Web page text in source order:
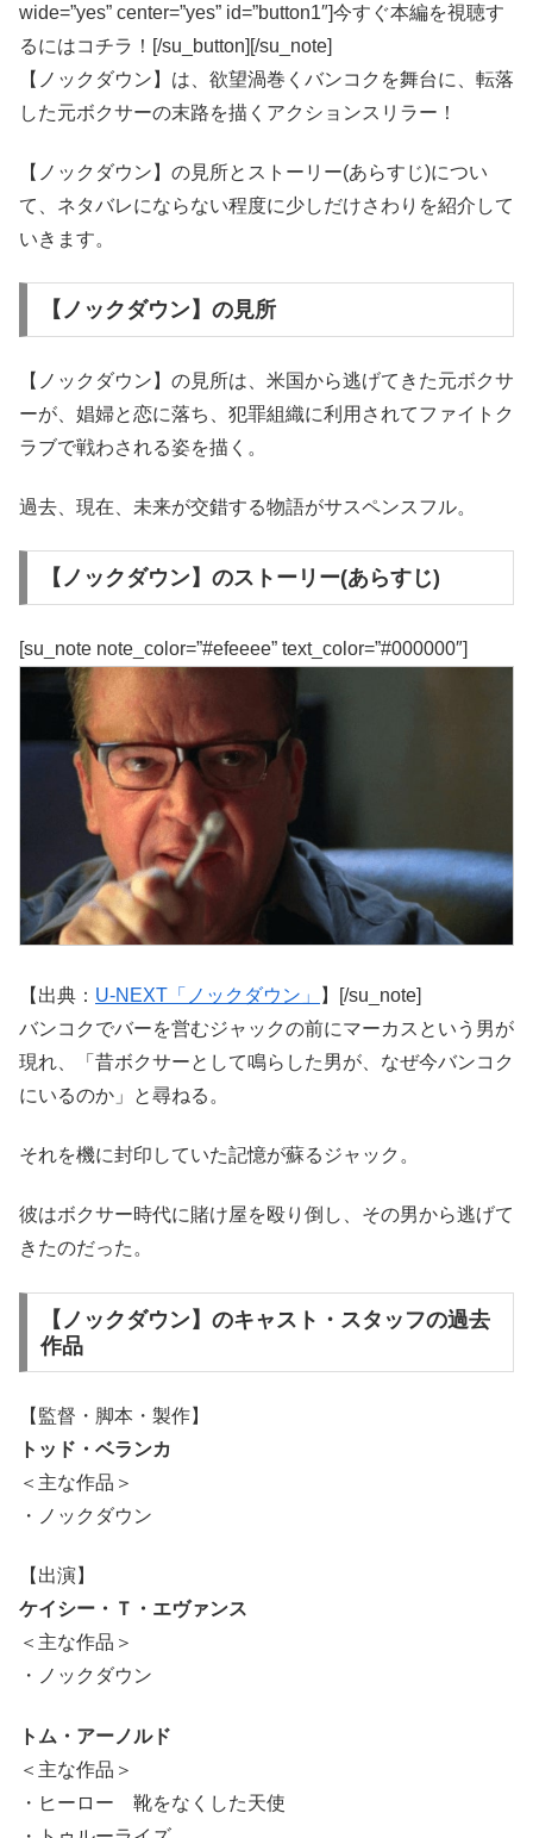
wide=”yes” center=”yes” id=”button1″]今すぐ本編を視聴す
るにはコチラ！[/su_button][/su_note]
【ノックダウン】は、欲望渦巻くバンコクを舞台に、転落
した元ボクサーの末路を描くアクションスリラー！
【ノックダウン】の見所とストーリー(あらすじ)につい
て、ネタバレにならない程度に少しだけさわりを紹介して
いきます。
【ノックダウン】の見所
【ノックダウン】の見所は、米国から逃げてきた元ボクサ
ーが、娼婦と恋に落ち、犯罪組織に利用されてファイトク
ラブで戦わされる姿を描く。
過去、現在、未来が交錯する物語がサスペンスフル。
【ノックダウン】のストーリー(あらすじ)
[su_note note_color=”#efeeee” text_color=”#000000″]
【出典： U-NEXT「ノックダウン」
】[/su_note]
バンコクでバーを営むジャックの前にマーカスという男が
現れ、「昔ボクサーとして鳴らした男が、なぜ今バンコク
にいるのか」と尋ねる。
それを機に封印していた記憶が蘇るジャック。
彼はボクサー時代に賭け屋を殴り倒し、その男から逃げて
きたのだった。
【ノックダウン】のキャスト・スタッフの過去
作品
【監督・脚本・製作】
トッド・ベランカ
＜主な作品＞
・ノックダウン
【出演】
ケイシー・Ｔ・エヴァンス
＜主な作品＞
・ノックダウン
トム・アーノルド
＜主な作品＞
・ヒーロー 靴をなくした天使